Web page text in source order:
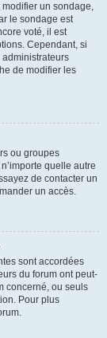
modifier un sondage,
le sondage est
voté, il est
Cependant, si
de modifier les
ou groupes
quelle autre
de contacter un
un accès.
sont accordées
du forum ont peut-
concerné, ou seuls
Pour plus